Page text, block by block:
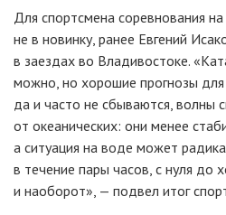
Для спортсмена соревнования
не в новинку, ранее Евгений
в заездах во Владивостоке.
можно, но хорошие прогнозы
да и часто не сбываются, волны
от океанических: они менее
а ситуация на воде может
в течение пары часов, с нуля до
и наоборот», — подвел итог